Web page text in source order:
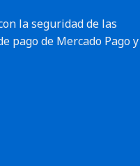
la seguridad de las
pago de Mercado Pago y